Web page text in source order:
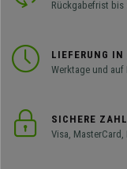
Rückgabefrist bis
LIEFERUNG
Werktage und auf
SICHERE
Visa, MasterCard,